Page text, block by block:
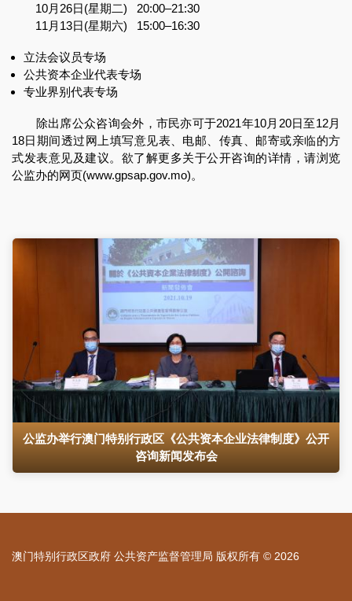
10月26日(星期二) 20:00–21:30
11月13日(星期六) 15:00–16:30
立法会议员专场
公共资本企业代表专场
专业界别代表专场
除出席公众咨询会外，市民亦可于2021年10月20日至12月
18日期间透过网上填写意见表、电邮、传真、邮寄或亲临的方
式发表意见及建议。欲了解更多关于公开咨询的详情，请浏览
公监办的网页(www.gpsap.gov.mo)。
公监办举行澳门特别行政区《公共资本企业法律制度》公开
咨询新闻发布会
澳门特别行政区政府 公共资产监督管理局 版权所有 © 2026